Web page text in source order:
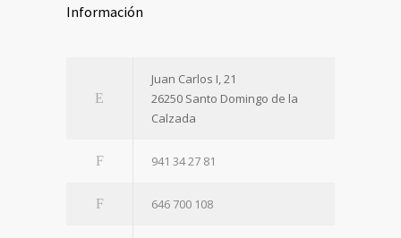
Información
Juan Carlos I, 21
26250 Santo Domingo de la
Calzada
941 34 27 81
646 700 108